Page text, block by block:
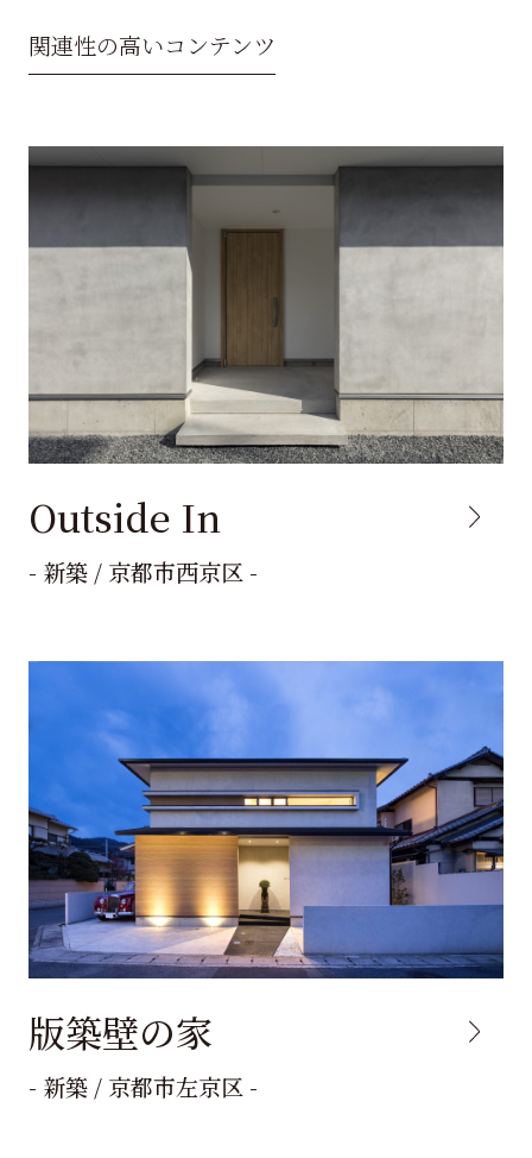
関連性の高いコンテンツ
Outside In
- 新築 / 京都市西京区 -
版築壁の家
- 新築 / 京都市左京区 -